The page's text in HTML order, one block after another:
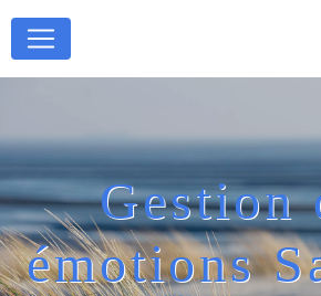
Gestion des
émotions